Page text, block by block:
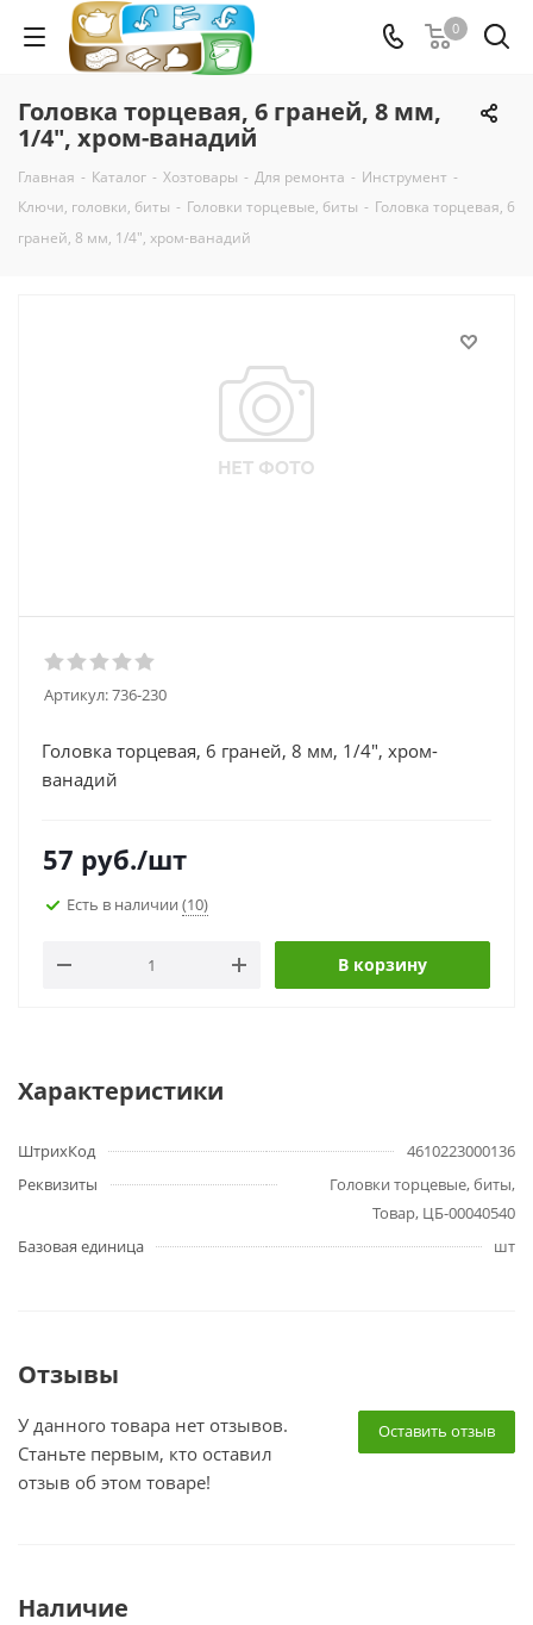
0
Головка торцевая, 6 граней, 8 мм,
1/4", хром-ванадий
Главная - Каталог - Хозтовары - Для ремонта - Инструмент -
Ключи, головки, биты - Головки торцевые, биты - Головка торцевая, 6
граней, 8 мм, 1/4", хром-ванадий
Артикул:736-230
Головка торцевая, 6 граней, 8 мм, 1/4", хром-
ванадий
57 руб./шт
Есть в наличии (10)
В корзину
Характеристики
ШтрихКод
4610223000136
Реквизиты
Головки торцевые, биты,
Товар, ЦБ-00040540
Базовая единица
шт
Отзывы
Оставить отзыв
У данного товара нет отзывов.
Станьте первым, кто оставил
отзыв об этом товаре!
Наличие